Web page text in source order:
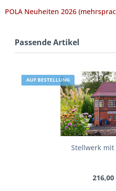
POLA Neuheiten 2026
Passende Artikel
AUF BESTELLUNG
Stellwerk mit